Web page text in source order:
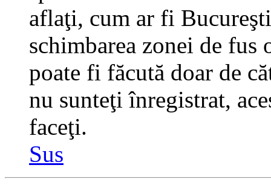
aflaţi, cum ar fi
schimbarea zonei de fus
poate fi făcută doar de
nu sunteţi înregistrat,
faceţi.
Sus